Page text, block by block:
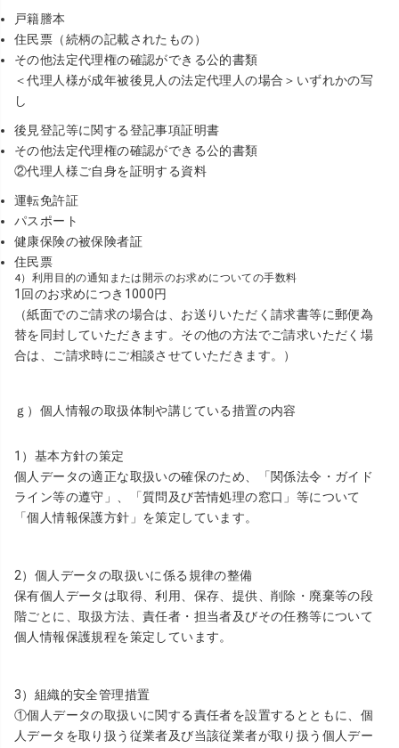
戸籍謄本
住民票（続柄の記載されたもの）
その他法定代理権の確認ができる公的書類
＜代理人様が成年被後見人の法定代理人の場合＞いずれかの写
し
後見登記等に関する登記事項証明書
その他法定代理権の確認ができる公的書類
②代理人様ご自身を証明する資料
運転免許証
パスポート
健康保険の被保険者証
住民票
4）利用目的の通知または開示のお求めについての手数料
1回のお求めにつき1000円
（紙面でのご請求の場合は、お送りいただく請求書等に郵便為
替を同封していただきます。その他の方法でご請求いただく場
合は、ご請求時にご相談させていただきます。）
ｇ）個人情報の取扱体制や講じている措置の内容
1）基本方針の策定
個人データの適正な取扱いの確保のため、「関係法令・ガイド
ライン等の遵守」、「質問及び苦情処理の窓口」等について
「個人情報保護方針」を策定しています。
2）個人データの取扱いに係る規律の整備
保有個人データは取得、利用、保存、提供、削除・廃棄等の段
階ごとに、取扱方法、責任者・担当者及びその任務等について
個人情報保護規程を策定しています。
3）組織的安全管理措置
①個人データの取扱いに関する責任者を設置するとともに、個
人データを取り扱う従業者及び当該従業者が取り扱う個人デー